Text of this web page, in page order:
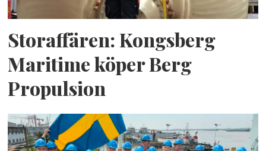
Storaffären: Kongsberg
Maritime köper Berg
Propulsion